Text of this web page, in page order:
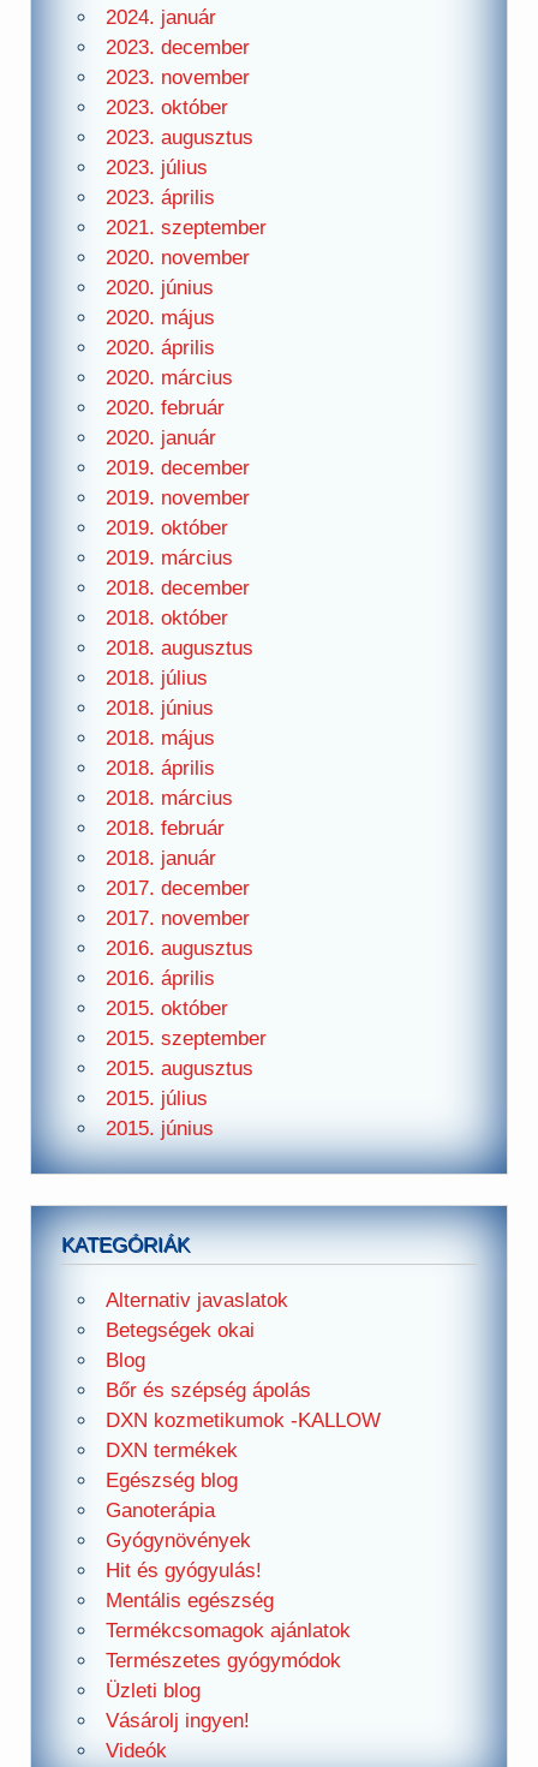
2024. január
2023. december
2023. november
2023. október
2023. augusztus
2023. július
2023. április
2021. szeptember
2020. november
2020. június
2020. május
2020. április
2020. március
2020. február
2020. január
2019. december
2019. november
2019. október
2019. március
2018. december
2018. október
2018. augusztus
2018. július
2018. június
2018. május
2018. április
2018. március
2018. február
2018. január
2017. december
2017. november
2016. augusztus
2016. április
2015. október
2015. szeptember
2015. augusztus
2015. július
2015. június
KATEGÓRIÁK
Alternativ javaslatok
Betegségek okai
Blog
Bőr és szépség ápolás
DXN kozmetikumok -KALLOW
DXN termékek
Egészség blog
Ganoterápia
Gyógynövények
Hit és gyógyulás!
Mentális egészség
Termékcsomagok ajánlatok
Természetes gyógymódok
Üzleti blog
Vásárolj ingyen!
Videók